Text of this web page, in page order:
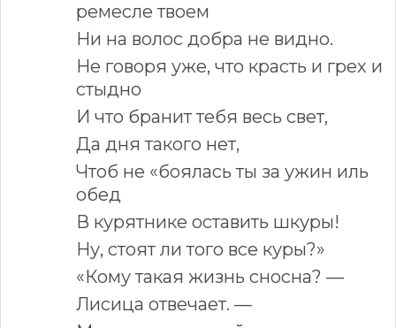
ремесле твоем
Ни на волос добра не видно.
Не говоря уже, что красть и грех и
стыдно
И что бранит тебя весь свет,
Да дня такого нет,
Чтоб не «боялась ты за ужин иль
обед
В курятнике оставить шкуры!
Ну, стоят ли того все куры?»
«Кому такая жизнь сносна? —
Лисица отвечает. —